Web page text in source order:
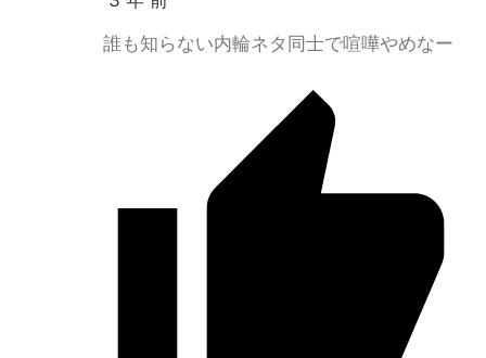
誰も知らない内輪ネタ同士で喧嘩やめなー